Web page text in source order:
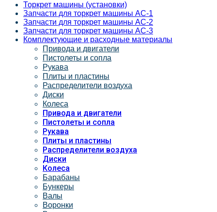
Торкрет машины (установки)
Запчасти для торкрет машины АС-1
Запчасти для торкрет машины АС-2
Запчасти для торкрет машины АС-3
Комплектующие и расходные материалы
Привода и двигатели
Пистолеты и сопла
Рукава
Плиты и пластины
Распределители воздуха
Диски
Колеса
Привода и двигатели
Пистолеты и сопла
Рукава
Плиты и пластины
Распределители воздуха
Диски
Колеса
Барабаны
Бункеры
Валы
Воронки